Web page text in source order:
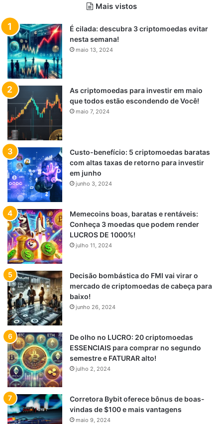
Mais vistos
É cilada: descubra 3 criptomoedas evitar
nesta semana!
maio 13, 2024
As criptomoedas para investir em maio
que todos estão escondendo de Você!
maio 7, 2024
Custo-benefício: 5 criptomoedas baratas
com altas taxas de retorno para investir
em junho
junho 3, 2024
Memecoins boas, baratas e rentáveis:
Conheça 3 moedas que podem render
LUCROS DE 1000%!
julho 11, 2024
Decisão bombástica do FMI vai virar o
mercado de criptomoedas de cabeça para
baixo!
junho 26, 2024
De olho no LUCRO: 20 criptomoedas
ESSENCIAIS para comprar no segundo
semestre e FATURAR alto!
julho 2, 2024
Corretora Bybit oferece bônus de boas-
vindas de $100 e mais vantagens
maio 9, 2024